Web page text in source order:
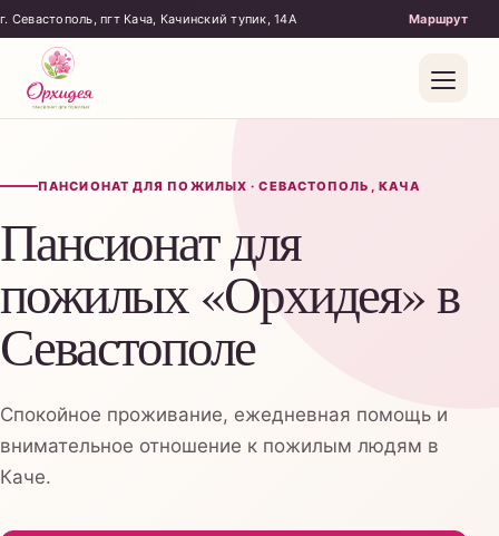
г. Севастополь, пгт Кача, Качинский тупик, 14А
Бытовой уход
ПАНСИОНАТ ДЛЯ ПОЖИЛЫХ · СЕВАСТОПОЛЬ, КАЧА
Пансионат для
пожилых «Орхидея» в
Севастополе
Спокойное проживание, ежедневная помощь и
внимательное отношение к пожилым людям в
Каче.